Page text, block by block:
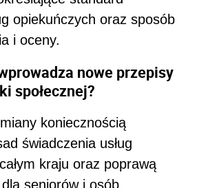
opiekuńczych oraz sposób
i oceny.
nowe przepisy
społecznej?
koniecznością
świadczenia usług
kraju oraz poprawą
seniorów i osób